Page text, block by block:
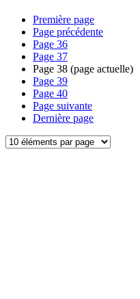
Première page
Page précédente
Page 36
Page 37
Page 38 (page actuelle)
Page 39
Page 40
Page suivante
Dernière page